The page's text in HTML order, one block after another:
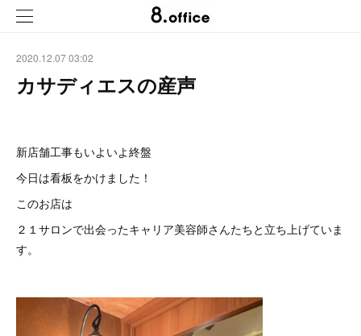
2020.12.07 03:02
カサディエスの産声
新店舗工事もいよいよ終盤
今日は看板をかけました！
このお店は
２１サロンで出会ったキャリア美容師さんたちと立ち上げていま
す。